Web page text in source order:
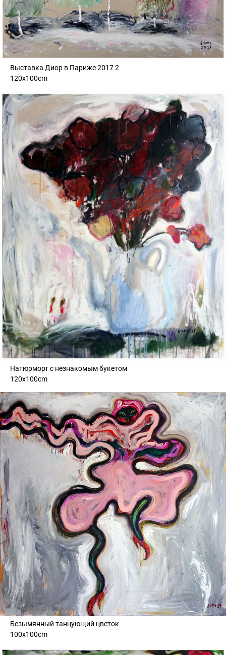
Выставка Диор в Париже 2017 2
120x100cm
Натюрморт с незнакомым букетом
120x100cm
Безымянный танцующий цветок
100x100cm